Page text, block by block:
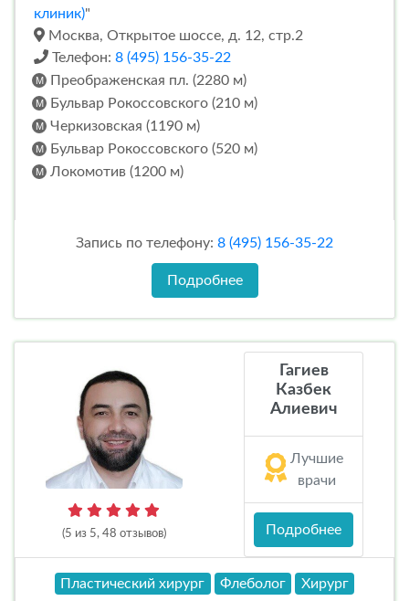
клиник)"
Москва, Открытое шоссе, д. 12, стр.2
Телефон: 8 (495) 156-35-22
Преображенская пл. (2280 м)
Бульвар Рокоссовского (210 м)
Черкизовская (1190 м)
Бульвар Рокоссовского (520 м)
Локомотив (1200 м)
Запись по телефону: 8 (495) 156-35-22
Подробнее
(5 из 5, 48 отзывов)
Гагиев
Казбек
Алиевич
Лучшие
врачи
Подробнее
Пластический хирург Флеболог
Хирург